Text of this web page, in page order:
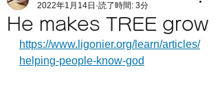
He makes TREE grow
2022年1月14日 読了時間: 3分
https://www.ligonier.org/learn/articles/
helping-people-know-god